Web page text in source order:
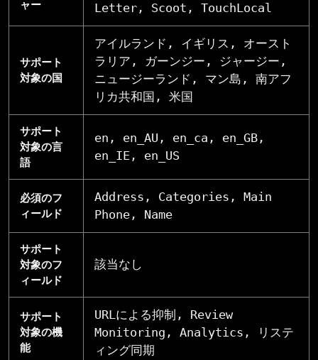
ャー
Letter, Scoot, TouchLocal
サポート
対象の国
アイルランド, イギリス, オースト
ラリア, ガーンジー, ジャージー,
ニュージーランド, マン島, 南アフ
リカ共和国, 米国
サポート
対象の言
語
en, en_AU, en_ca, en_GB,
en_IE, en_US
必須のフ
ィールド
Address, Categories, Main
Phone, Name
サポート
対象のフ
ィールド
該当なし
サポート
対象の機
能
URLによる抑制, Review
Monitoring, Analytics, リステ
ィング同期